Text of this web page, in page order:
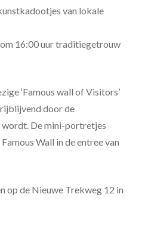
van lokale
16:00 uur traditiegetrouw
‘Famous wall of Visitors’
door de
wordt. De mini-portretjes
Wall in de entree van
op de Nieuwe Trekweg 12 in